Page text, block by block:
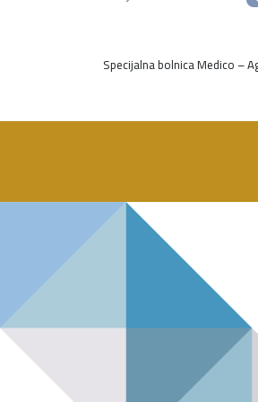
Specijalna bolnica Medico –